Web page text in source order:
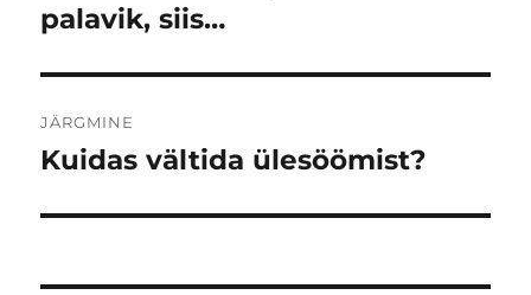
postitus:
palavik, siis…
JÄRGMINE
Järgmine
Kuidas vältida ülesöömist?